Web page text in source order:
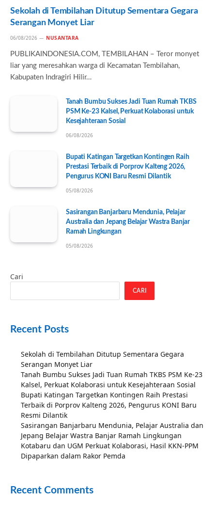
Sekolah di Tembilahan Ditutup Sementara Gegara
Serangan Monyet Liar
06/08/2026 NUSANTARA
PUBLIKAINDONESIA.COM, TEMBILAHAN – Teror monyet
liar yang meresahkan warga di Kecamatan Tembilahan,
Kabupaten Indragiri Hilir…
Tanah Bumbu Sukses Jadi Tuan Rumah TKBS
PSM Ke-23 Kalsel, Perkuat Kolaborasi untuk
Kesejahteraan Sosial
06/08/2026
Bupati Katingan Targetkan Kontingen Raih
Prestasi Terbaik di Porprov Kalteng 2026,
Pengurus KONI Baru Resmi Dilantik
05/08/2026
Sasirangan Banjarbaru Mendunia, Pelajar
Australia dan Jepang Belajar Wastra Banjar
Ramah Lingkungan
05/08/2026
Cari
CARI
Recent Posts
Sekolah di Tembilahan Ditutup Sementara Gegara
Serangan Monyet Liar
Tanah Bumbu Sukses Jadi Tuan Rumah TKBS PSM Ke-23
Kalsel, Perkuat Kolaborasi untuk Kesejahteraan Sosial
Bupati Katingan Targetkan Kontingen Raih Prestasi
Terbaik di Porprov Kalteng 2026, Pengurus KONI Baru
Resmi Dilantik
Sasirangan Banjarbaru Mendunia, Pelajar Australia dan
Jepang Belajar Wastra Banjar Ramah Lingkungan
Kotabaru dan UGM Perkuat Kolaborasi, Hasil KKN-PPM
Dipaparkan dalam Rakor Pemda
Recent Comments